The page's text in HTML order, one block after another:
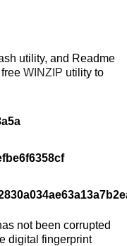
utility, and Readme
WINZIP utility to
not been corrupted
digital fingerprint